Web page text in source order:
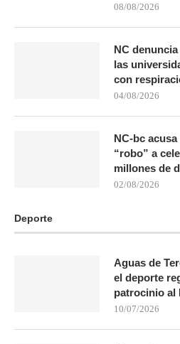
08/08/2026
NC
las
con
04/08/2026
NC-bc
“robo” a
millones de
02/08/2026
Deporte
Aguas de
el deporte
patrocinio al
10/07/2026